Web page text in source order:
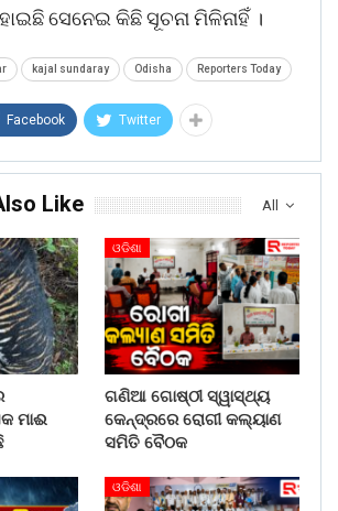
ସେନେଇ କିଛି ସୂଚନା ମିଳିନାହିଁ ।
kajal sundaray Odisha Reporters Today
Facebook Twitter
All
Like
ମାଈ
ଓଡିଶା
ଗଣିଆ ଗୋଷ୍ଠୀ ସ୍ୱାସ୍ଥ୍ୟ
କେନ୍ଦ୍ରରେ ରୋଗୀ କଲ୍ୟାଣ
ସମିତି ବୈଠକ
ଓଡିଶା